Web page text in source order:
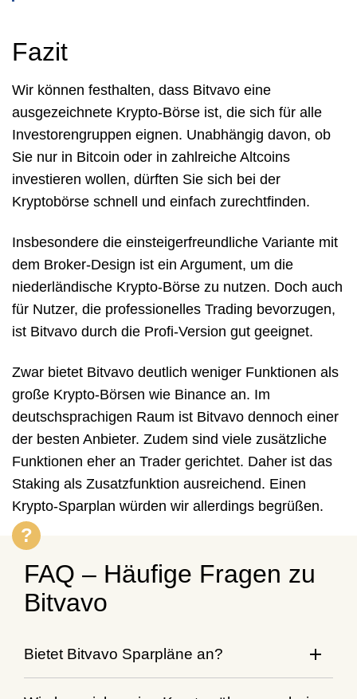
Fazit
Wir können festhalten, dass Bitvavo eine
ausgezeichnete Krypto-Börse ist, die sich für alle
Investorengruppen eignen. Unabhängig davon, ob
Sie nur in Bitcoin oder in zahlreiche Altcoins
investieren wollen, dürften Sie sich bei der
Kryptobörse schnell und einfach zurechtfinden.
Insbesondere die einsteigerfreundliche Variante mit
dem Broker-Design ist ein Argument, um die
niederländische Krypto-Börse zu nutzen. Doch auch
für Nutzer, die professionelles Trading bevorzugen,
ist Bitvavo durch die Profi-Version gut geeignet.
Zwar bietet Bitvavo deutlich weniger Funktionen als
große Krypto-Börsen wie Binance an. Im
deutschsprachigen Raum ist Bitvavo dennoch einer
der besten Anbieter. Zudem sind viele zusätzliche
Funktionen eher an Trader gerichtet. Daher ist das
Staking als Zusatzfunktion ausreichend. Einen
Krypto-Sparplan würden wir allerdings begrüßen.
FAQ – Häufige Fragen zu
Bitvavo
Bietet Bitvavo Sparpläne an?